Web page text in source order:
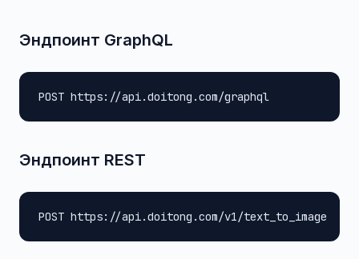
Эндпоинт GraphQL
POST https://api.doitong.com/graphql
Эндпоинт REST
POST https://api.doitong.com/v1/text_to_image